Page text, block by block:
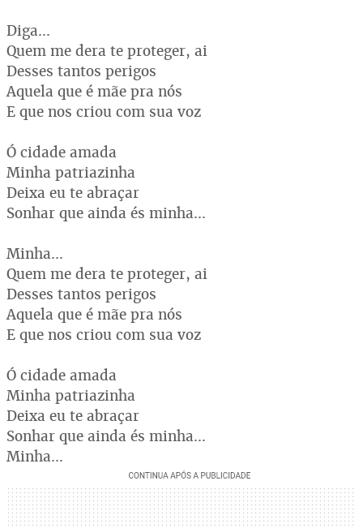
Diga...
Quem me dera te proteger, ai
Desses tantos perigos
Aquela que é mãe pra nós
E que nos criou com sua voz
Ó cidade amada
Minha patriazinha
Deixa eu te abraçar
Sonhar que ainda és minha...
Minha...
Quem me dera te proteger, ai
Desses tantos perigos
Aquela que é mãe pra nós
E que nos criou com sua voz
Ó cidade amada
Minha patriazinha
Deixa eu te abraçar
Sonhar que ainda és minha...
Minha...